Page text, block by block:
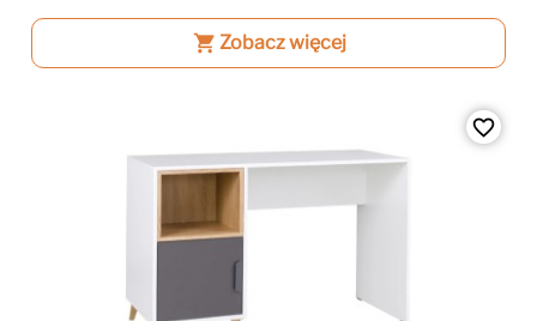
shopping_cart Zobacz więcej
favorite_border